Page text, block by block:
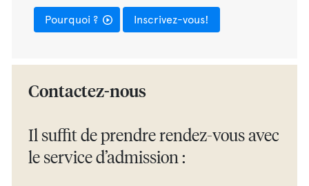
Pourquoi ? Inscrivez-vous!
Contactez-nous
Il suffit de prendre rendez-vous avec
le service d’admission :